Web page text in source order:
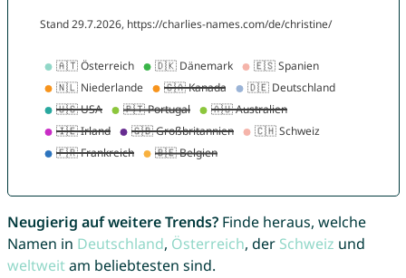
Neugierig auf weitere Trends?Finde heraus, welche
Namen in Deutschland, Österreich, der Schweiz und
weltweitam beliebtesten sind.